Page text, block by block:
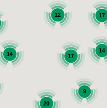
14
17
12
14
17
20
9